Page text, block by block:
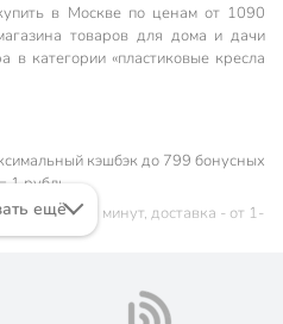
в Москве по ценам от 1090
товаров для дома и дачи
в категории «пластиковые кресла
кэшбэк до 799 бонусных
рубль.
от 60 минут, доставка - от 1-
могут сделать заказ и оплатить
сайте сети магазинов Порядок.
ещё